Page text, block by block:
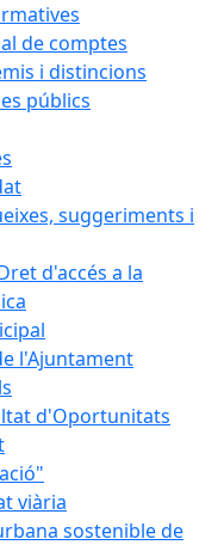
de comptes
i distincions
públics
suggeriments i
d'accés a la
l'Ajuntament
d'Oportunitats
viària
sostenible de